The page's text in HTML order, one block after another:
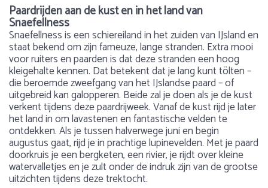
Paardrijden aan de kust en in het land van
Snaefellness
Snaefellness is een schiereiland in het zuiden van IJsland en
staat bekend om zijn fameuze, lange stranden. Extra mooi
voor ruiters en paarden is dat deze stranden een hoog
kleigehalte kennen. Dat betekent dat je lang kunt tölten –
die beroemde zweefgang van het IJslandse paard – of
uitgebreid kan galopperen. Beide zal je doen als je de kust
verkent tijdens deze paardrijweek. Vanaf de kust rijd je later
het land in om lavastenen en fantastische velden te
ontdekken. Als je tussen halverwege juni en begin
augustus gaat, rijd je in prachtige lupinevelden. Met je paard
doorkruis je een bergketen, een rivier, je rijdt over kleine
watervalletjes en je zult onder de indruk zijn van de grootse
uitzichten tijdens deze trektocht.